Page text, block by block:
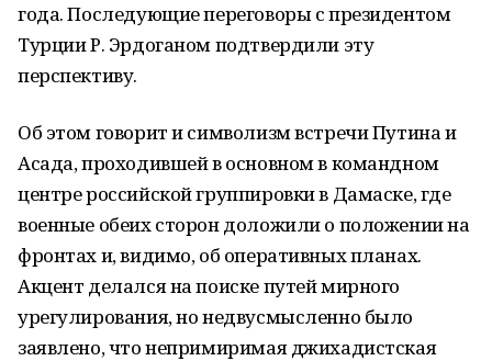
года. Последующие переговоры с президентом
Турции Р. Эрдоганом подтвердили эту
перспективу.
Об этом говорит и символизм встречи Путина и
Асада, проходившей в основном в командном
центре российской группировки в Дамаске, где
военные обеих сторон доложили о положении на
фронтах и, видимо, об оперативных планах.
Акцент делался на поиске путей мирного
урегулирования, но недвусмысленно было
заявлено, что непримиримая джихадистская